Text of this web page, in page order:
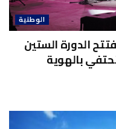
الوطنية
الدورة الستين
بالهوية